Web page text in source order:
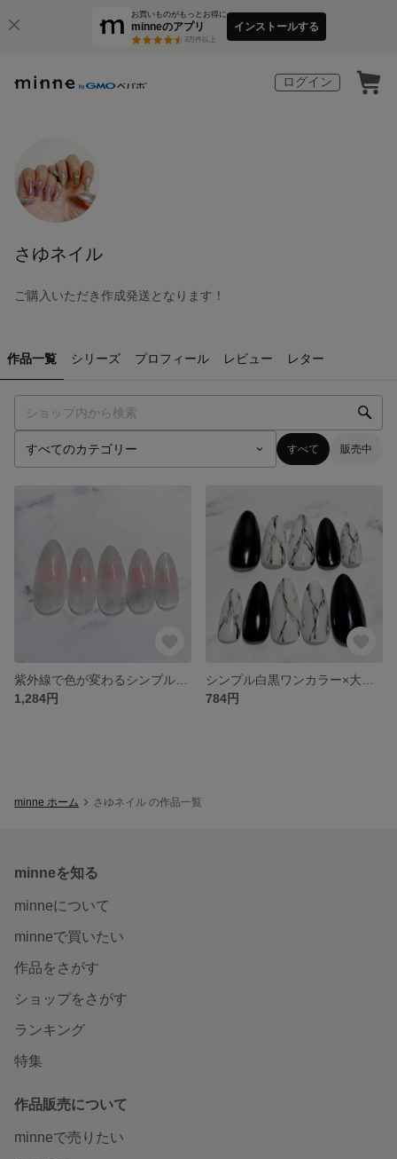
お買いものがもっとお得に
minneのアプリ
3万件以上
インストールする
ログイン
さゆネイル
ご購入いただき作成発送となります！
作品一覧 シリーズ プロフィール レビュー レター
すべて 販売中
1,284円
784円
minne ホーム さゆネイル の作品一覧
minneを知る
minneについて
minneで買いたい
作品をさがす
ショップをさがす
ランキング
特集
作品販売について
minneで売りたい